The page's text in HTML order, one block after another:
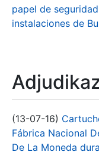
papel de
instalaciones de
(13-07-16)
Fábrica Nacional
De La Moneda